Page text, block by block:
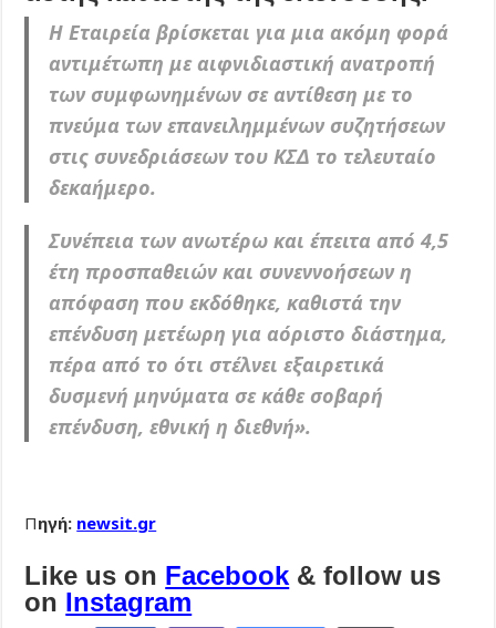
Η Εταιρεία βρίσκεται για μια ακόμη φορά
αντιμέτωπη με αιφνιδιαστική ανατροπή
των συμφωνημένων σε αντίθεση με το
πνεύμα των επανειλημμένων συζητήσεων
στις συνεδριάσεων του ΚΣΔ το τελευταίο
δεκαήμερο.
Συνέπεια των ανωτέρω και έπειτα από 4,5
έτη προσπαθειών και συνεννοήσεων η
απόφαση που εκδόθηκε, καθιστά την
επένδυση μετέωρη για αόριστο διάστημα,
πέρα από το ότι στέλνει εξαιρετικά
δυσμενή μηνύματα σε κάθε σοβαρή
επένδυση, εθνική η διεθνή».
Πηγή: newsit.gr
Like us on Facebook & follow us
on Instagram